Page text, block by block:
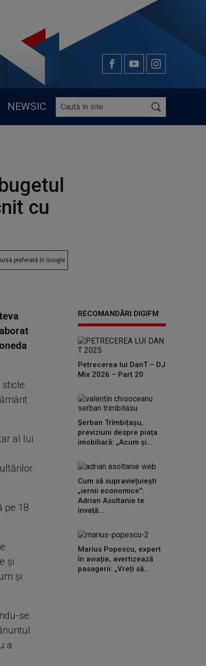
NEWSIC
cu
preferată în Google
al lui
pe 18
şi
şi
se
a
RECOMANDĂRI DIGIFM
Petrecerea lui DanT – DJ
Mix 2026 – Part 20
Șerban Trîmbițașu,
previziuni despre piața
imobiliară: „Acum și...
Cum să supraviețuiești
„iernii economice”:
Adrian Asoltanie te
învață...
Marius Popescu, expert
în aviație, avertizează
pasagerii: „Vreți să...